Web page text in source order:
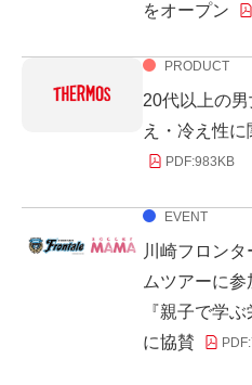
をオープン
PRODUCT
20代以上の
え・冷え性
PDF:983KB
EVENT
川崎フロン
ムツアーに参
『親子で学
に協賛
PDF: